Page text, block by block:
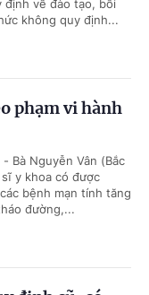
định về đào tạo, bồi
không quy định...
phạm vi hành
Bà Nguyễn Vân (Bắc
y khoa có được
bệnh mạn tính tăng
đường,...